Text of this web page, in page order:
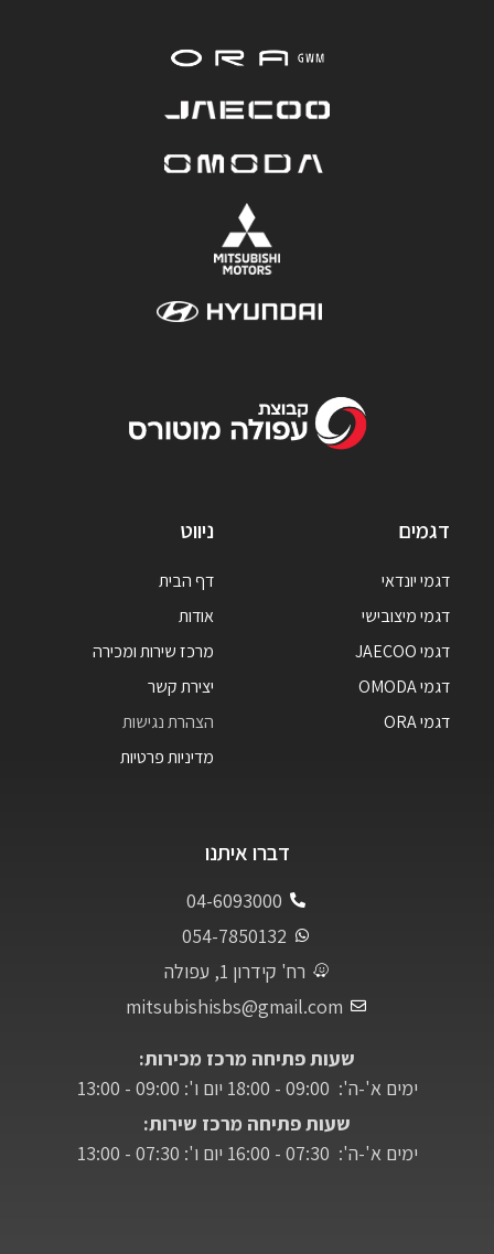
דגמים
דגמי יונדאי
דגמי מיצובישי
דגמי JAECOO
דגמי OMODA
דגמי ORA
ניווט
דף הבית
אודות
מרכז שירות ומכירה
יצירת קשר
הצהרת נגישות
מדיניות פרטיות
דברו איתנו
04-6093000
054-7850132
רח' קידרון 1, עפולה
mitsubishisbs@gmail.com
שעות פתיחה מרכז מכירות:
ימים א'-ה': 09:00 - 18:00 יום ו': 09:00 - 13:00
שעות פתיחה מרכז שירות:
ימים א'-ה': 07:30 - 16:00 יום ו': 07:30 - 13:00